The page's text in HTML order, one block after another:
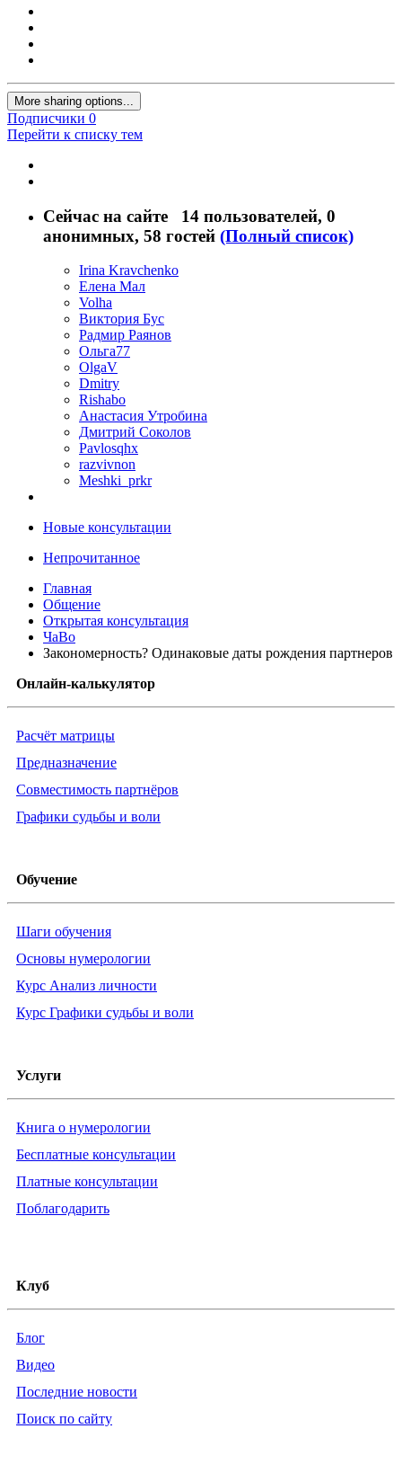
More sharing options...
Подписчики 0
Перейти к списку тем
Сейчас на сайте 14 пользователей, 0
анонимных, 58 гостей (Полный список)
Irina Kravchenko
Елена Мал
Volha
Виктория Бус
Радмир Раянов
Ольга77
OlgaV
Dmitry
Rishabo
Анастасия Утробина
Дмитрий Соколов
Pavlosqhx
razvivnon
Meshki_prkr
Новые консультации
Непрочитанное
Главная
Общение
Открытая консультация
ЧаВо
Закономерность? Одинаковые даты рождения партнеров
Онлайн-калькулятор
Расчёт матрицы
Предназначение
Совместимость партнёров
Графики судьбы и воли
Обучение
Шаги обучения
Основы нумерологии
Курс Анализ личности
Курс Графики судьбы и воли
Услуги
Книга о нумерологии
Бесплатные консультации
Платные консультации
Поблагодарить
Клуб
Блог
Видео
Последние новости
Поиск по сайту